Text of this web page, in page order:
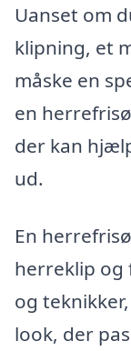
Uanset om
klipning, et
måske en
en
der kan
ud.
En
herreklip og
og
look, der